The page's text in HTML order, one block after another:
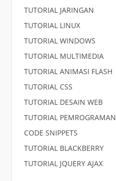
TUTORIAL JARINGAN
TUTORIAL LINUX
TUTORIAL WINDOWS
TUTORIAL MULTIMEDIA
TUTORIAL ANIMASI FLASH
TUTORIAL CSS
TUTORIAL DESAIN WEB
TUTORIAL PEMROGRAMAN
CODE SNIPPETS
TUTORIAL BLACKBERRY
TUTORIAL JQUERY AJAX